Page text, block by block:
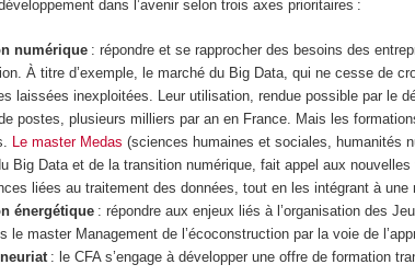
dans l’avenir selon trois axes prioritaires :
numérique: répondre et se rapprocher des besoins des
À titre d’exemple, le marché du Big Data, qui ne cesse de
laissées inexploitées. Leur utilisation, rendue possible par le
postes, plusieurs milliers par an en France. Mais les
Le master Medas (sciences humaines et sociales, humanités
Big Data et de la transition numérique, fait appel aux
liées au traitement des données, tout en les intégrant à
énergétique: répondre aux enjeux liés à l’organisation des
le master Management de l’écoconstruction par la voie de
: le CFA s’engage à développer une offre de formation